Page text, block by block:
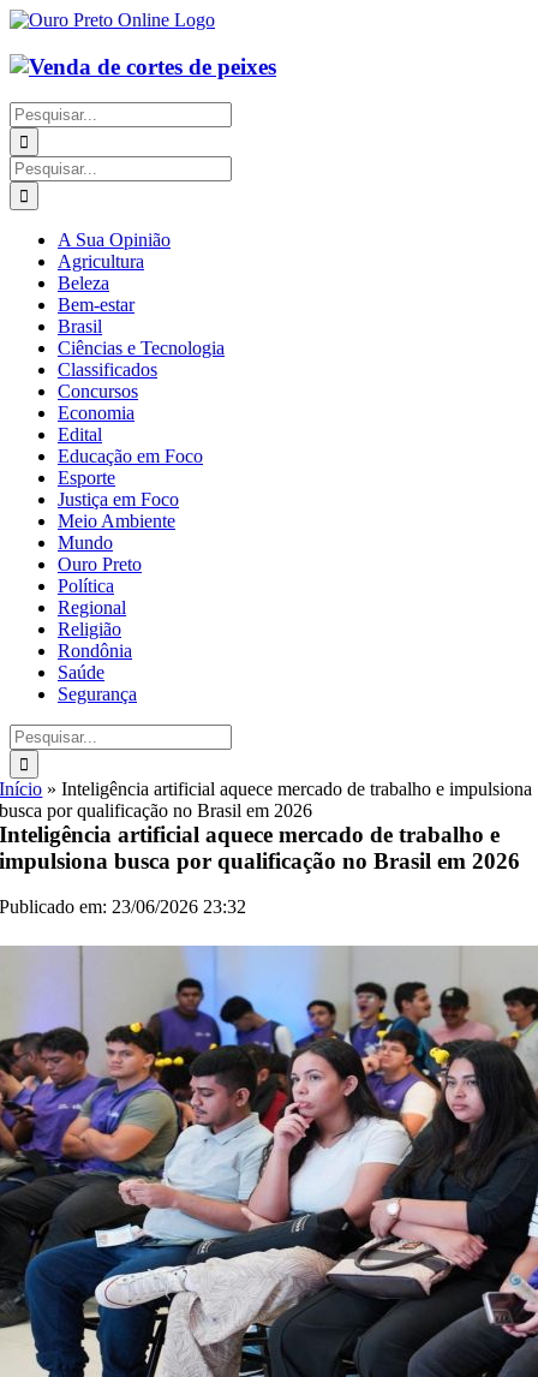
Ir
o
conteúdo
Buscar
resultados
para:
Buscar
resultados
para:
A Sua Opinião
Agricultura
Beleza
Bem-estar
Brasil
Ciências e Tecnologia
Classificados
Concursos
Economia
Edital
Educação em Foco
Esporte
Justiça em Foco
Meio Ambiente
Mundo
Ouro Preto
Política
Regional
Religião
Rondônia
Saúde
Segurança
Buscar
resultados
para:
Início »Inteligência artificial aquece mercado de trabalho e impulsiona
busca por qualificação no Brasil em 2026
Inteligência artificial aquece mercado de trabalho e
impulsiona busca por qualificação no Brasil em 2026
Publicado em: 23/06/2026 23:32